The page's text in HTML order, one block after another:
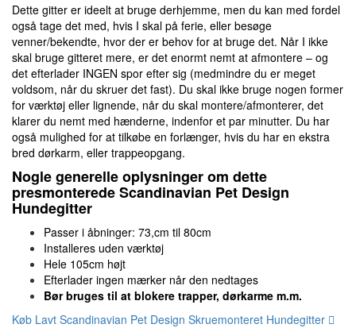
Dette gitter er ideelt at bruge derhjemme, men du kan med fordel
også tage det med, hvis I skal på ferie, eller besøge
venner/bekendte, hvor der er behov for at bruge det. Når I ikke
skal bruge gitteret mere, er det enormt nemt at afmontere – og
det efterlader INGEN spor efter sig (medmindre du er meget
voldsom, når du skruer det fast). Du skal ikke bruge nogen former
for værktøj eller lignende, når du skal montere/afmonterer, det
klarer du nemt med hænderne, indenfor et par minutter. Du har
også mulighed for at tilkøbe en forlænger, hvis du har en ekstra
bred dørkarm, eller trappeopgang.
Nogle generelle oplysninger om dette
presmonterede Scandinavian Pet Design
Hundegitter
Passer i åbninger: 73,cm til 80cm
Installeres uden værktøj
Hele 105cm højt
Efterlader ingen mærker når den nedtages
Bør bruges til at blokere trapper, dørkarme m.m.
Køb Lavt Scandinavian Pet Design Skruemonteret Hundegitter